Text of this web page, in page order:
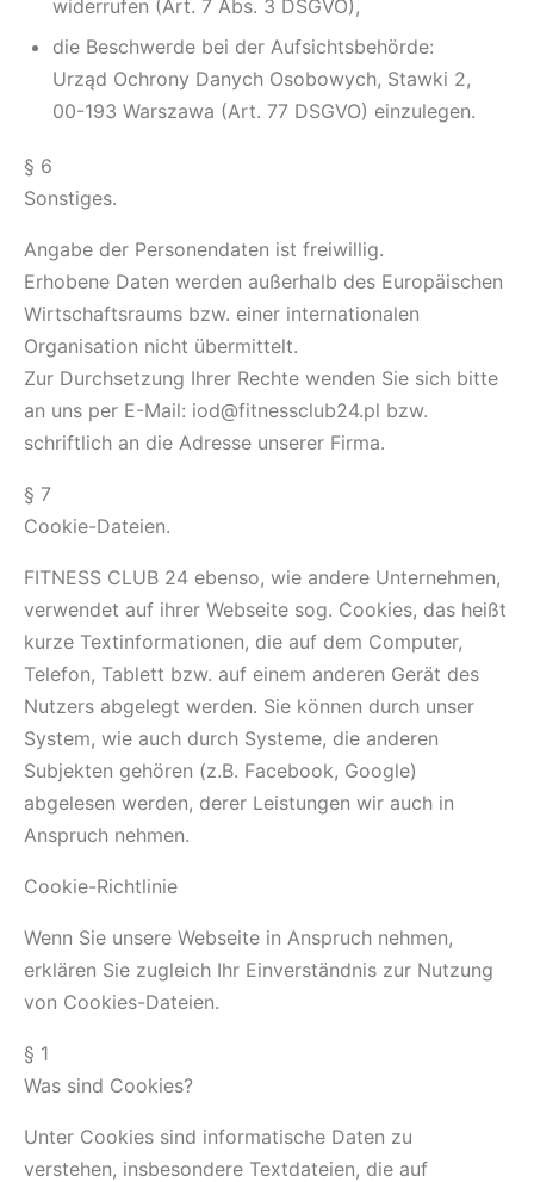
widerrufen (Art. 7 Abs. 3 DSGVO),
die Beschwerde bei der Aufsichtsbehörde:
Urząd Ochrony Danych Osobowych, Stawki 2,
00-193 Warszawa (Art. 77 DSGVO) einzulegen.
§ 6
Sonstiges.
Angabe der Personendaten ist freiwillig.
Erhobene Daten werden außerhalb des Europäischen
Wirtschaftsraums bzw. einer internationalen
Organisation nicht übermittelt.
Zur Durchsetzung Ihrer Rechte wenden Sie sich bitte
an uns per E-Mail: iod@fitnessclub24.pl bzw.
schriftlich an die Adresse unserer Firma.
§ 7
Cookie-Dateien.
FITNESS CLUB 24 ebenso, wie andere Unternehmen,
verwendet auf ihrer Webseite sog. Cookies, das heißt
kurze Textinformationen, die auf dem Computer,
Telefon, Tablett bzw. auf einem anderen Gerät des
Nutzers abgelegt werden. Sie können durch unser
System, wie auch durch Systeme, die anderen
Subjekten gehören (z.B. Facebook, Google)
abgelesen werden, derer Leistungen wir auch in
Anspruch nehmen.
Cookie-Richtlinie
Wenn Sie unsere Webseite in Anspruch nehmen,
erklären Sie zugleich Ihr Einverständnis zur Nutzung
von Cookies-Dateien.
§ 1
Was sind Cookies?
Unter Cookies sind informatische Daten zu
verstehen, insbesondere Textdateien, die auf